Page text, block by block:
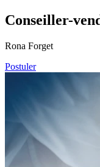
Conseiller-
Rona Forget
Postuler